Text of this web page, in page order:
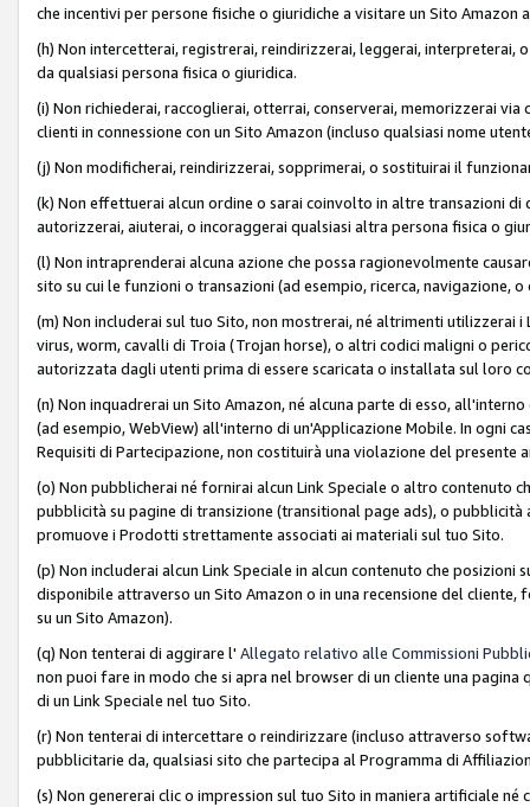
che incentivi per persone fisiche o giuridiche a visitare un Sito
(h) Non intercetterai, registrerai, reindirizzerai, leggerai,
da qualsiasi persona fisica o giuridica.
(i) Non richiederai, raccoglierai, otterrai, conserverai, memorizzerai
clienti in connessione con un Sito Amazon (incluso qualsiasi nome
(j) Non modificherai, reindirizzerai, sopprimerai, o sostituirai il
(k) Non effettuerai alcun ordine o sarai coinvolto in altre transazioni
autorizzerai, aiuterai, o incoraggerai qualsiasi altra persona fisica o
(l) Non intraprenderai alcuna azione che possa ragionevolmente
sito su cui le funzioni o transazioni (ad esempio, ricerca, navigazione,
(m) Non includerai sul tuo Sito, non mostrerai, né altrimenti utilizzerai
virus, worm, cavalli di Troia (Trojan horse), o altri codici maligni o
autorizzata dagli utenti prima di essere scaricata o installata sul loro
(n) Non inquadrerai un Sito Amazon, né alcuna parte di esso,
(ad esempio, WebView) all'interno di un'Applicazione Mobile. In ogni
Requisiti di Partecipazione, non costituirà una violazione del presente
(o) Non pubblicherai né fornirai alcun Link Speciale o altro contenuto
pubblicità su pagine di transizione (transitional page ads), o
promuove i Prodotti strettamente associati ai materiali sul tuo Sito.
(p) Non includerai alcun Link Speciale in alcun contenuto che
disponibile attraverso un Sito Amazon o in una recensione del
su un Sito Amazon).
(q) Non tenterai di aggirare l' Allegato relativo alle Commissioni
non puoi fare in modo che si apra nel browser di un cliente una
di un Link Speciale nel tuo Sito.
(r) Non tenterai di intercettare o reindirizzare (incluso attraverso
pubblicitarie da, qualsiasi sito che partecipa al Programma di
(s) Non genererai clic o impression sul tuo Sito in maniera artificiale